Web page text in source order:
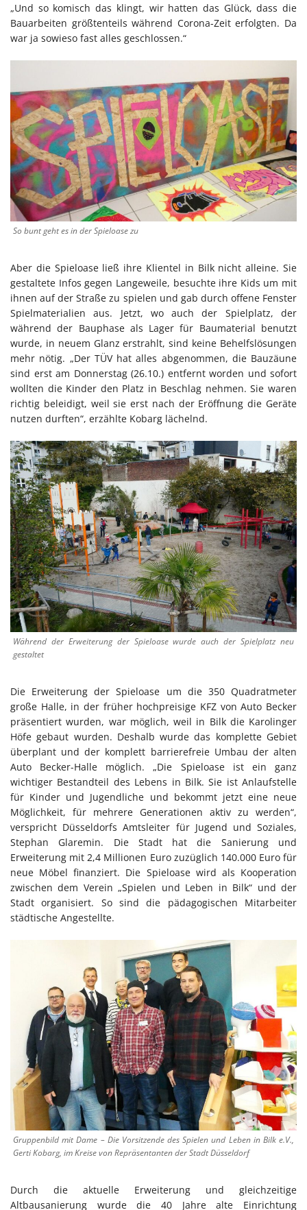
„Und so komisch das klingt, wir hatten das Glück, dass die
Bauarbeiten größtenteils während Corona-Zeit erfolgten. Da
war ja sowieso fast alles geschlossen.“
So bunt geht es in der Spieloase zu
Aber die Spieloase ließ ihre Klientel in Bilk nicht alleine. Sie
gestaltete Infos gegen Langeweile, besuchte ihre Kids um mit
ihnen auf der Straße zu spielen und gab durch offene Fenster
Spielmaterialien aus. Jetzt, wo auch der Spielplatz, der
während der Bauphase als Lager für Baumaterial benutzt
wurde, in neuem Glanz erstrahlt, sind keine Behelfslösungen
mehr nötig. „Der TÜV hat alles abgenommen, die Bauzäune
sind erst am Donnerstag (26.10.) entfernt worden und sofort
wollten die Kinder den Platz in Beschlag nehmen. Sie waren
richtig beleidigt, weil sie erst nach der Eröffnung die Geräte
nutzen durften“, erzählte Kobarg lächelnd.
Während der Erweiterung der Spieloase wurde auch der Spielplatz neu
gestaltet
Die Erweiterung der Spieloase um die 350 Quadratmeter
große Halle, in der früher hochpreisige KFZ von Auto Becker
präsentiert wurden, war möglich, weil in Bilk die Karolinger
Höfe gebaut wurden. Deshalb wurde das komplette Gebiet
überplant und der komplett barrierefreie Umbau der alten
Auto Becker-Halle möglich. „Die Spieloase ist ein ganz
wichtiger Bestandteil des Lebens in Bilk. Sie ist Anlaufstelle
für Kinder und Jugendliche und bekommt jetzt eine neue
Möglichkeit, für mehrere Generationen aktiv zu werden“,
verspricht Düsseldorfs Amtsleiter für Jugend und Soziales,
Stephan Glaremin. Die Stadt hat die Sanierung und
Erweiterung mit 2,4 Millionen Euro zuzüglich 140.000 Euro für
neue Möbel finanziert. Die Spieloase wird als Kooperation
zwischen dem Verein „Spielen und Leben in Bilk“ und der
Stadt organisiert. So sind die pädagogischen Mitarbeiter
städtische Angestellte.
Gruppenbild mit Dame – Die Vorsitzende des Spielen und Leben in Bilk e.V.,
Gerti Kobarg, im Kreise von Repräsentanten der Stadt Düsseldorf
Durch die aktuelle Erweiterung und gleichzeitige
Altbausanierung wurde die 40 Jahre alte Einrichtung